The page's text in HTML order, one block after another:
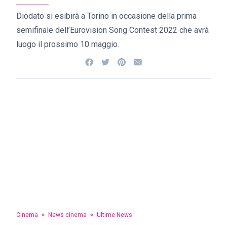
Diodato si esibirà a Torino in occasione della prima
semifinale dell’Eurovision Song Contest 2022 che avrà
luogo il prossimo 10 maggio.
Cinema News cinema Ultime News